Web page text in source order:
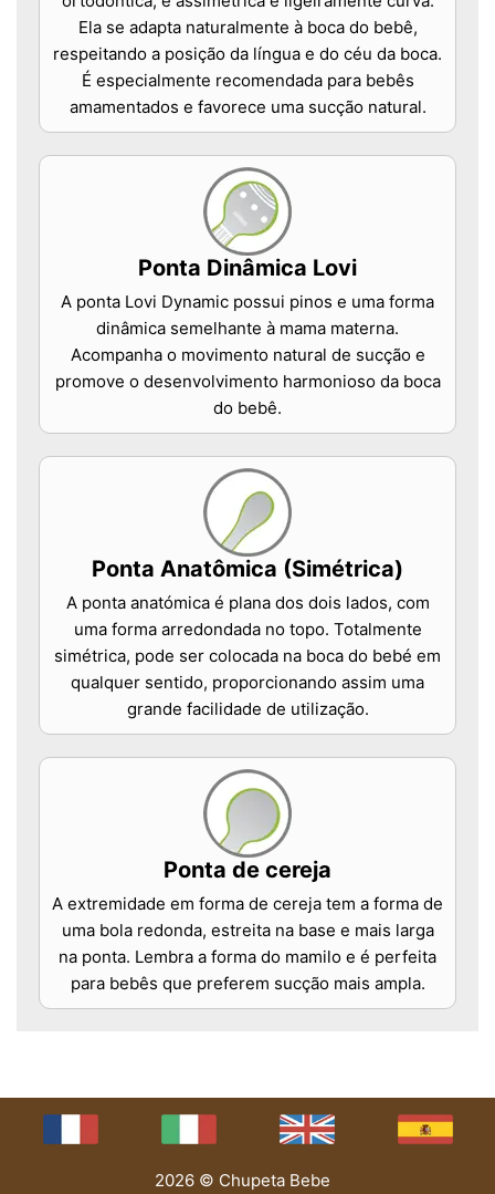
Ela se adapta naturalmente à boca do bebê,
respeitando a posição da língua e do céu da boca.
É especialmente recomendada para bebês
amamentados e favorece uma sucção natural.
Ponta Dinâmica Lovi
A ponta Lovi Dynamic possui pinos e uma forma
dinâmica semelhante à mama materna.
Acompanha o movimento natural de sucção e
promove o desenvolvimento harmonioso da boca
do bebê.
Ponta Anatômica (Simétrica)
A ponta anatómica é plana dos dois lados, com
uma forma arredondada no topo. Totalmente
simétrica, pode ser colocada na boca do bebé em
qualquer sentido, proporcionando assim uma
grande facilidade de utilização.
Ponta de cereja
A extremidade em forma de cereja tem a forma de
uma bola redonda, estreita na base e mais larga
na ponta. Lembra a forma do mamilo e é perfeita
para bebês que preferem sucção mais ampla.
2026 © Chupeta Bebe